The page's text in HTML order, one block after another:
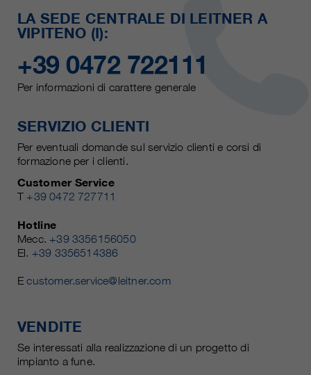
LA SEDE CENTRALE DI LEITNER A
VIPITENO (I):
+39 0472 722111
Per informazioni di carattere generale
SERVIZIO CLIENTI
Per eventuali domande sul servizio clienti e corsi di
formazione per i clienti.
Customer Service
T +39 0472 727711
Hotline
Mecc. +39 3356156050
El. +39 3356514386
Ecustomer.service@leitner.com
VENDITE
Se interessati alla realizzazione di un progetto di
impianto a fune.